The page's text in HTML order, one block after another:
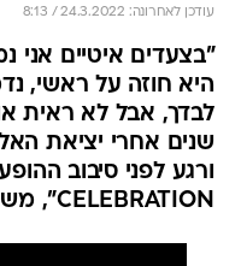
עודכן לאחרונה: 24.3.2022 / 8:13
"בצעדים איטיים
היא חוזה על ראשי,
לבדך, אבל לא ראית
שנים אחרי יציאת
ורגע לפני סיבוב
CELEBRATION", משינה מוציאה שיר חדש